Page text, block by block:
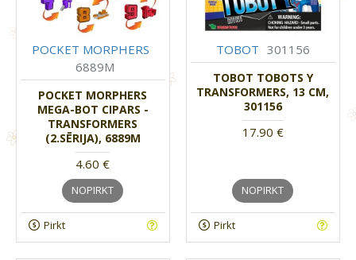
POCKET MORPHERS
6889M
POCKET MORPHERS
MEGA-BOT CIPARS -
TRANSFORMERS
(2.SĒRIJA), 6889M
4.60 €
NOPIRKT
Pirkt
TOBOT 301156
TOBOT TOBOTS Y
TRANSFORMERS, 13 CM,
301156
17.90 €
NOPIRKT
Pirkt